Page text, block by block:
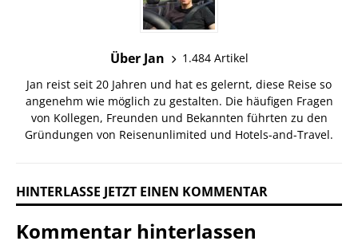
Über Jan
1.484 Artikel
Jan reist seit 20 Jahren und hat es gelernt, diese Reise so
angenehm wie möglich zu gestalten. Die häufigen Fragen
von Kollegen, Freunden und Bekannten führten zu den
Gründungen von Reisenunlimited und Hotels-and-Travel.
HINTERLASSE JETZT EINEN KOMMENTAR
Kommentar hinterlassen